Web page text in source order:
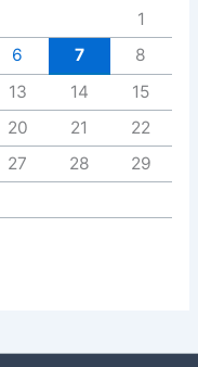
1
6 7
8
13 14
15
20 21
22
27 28
29